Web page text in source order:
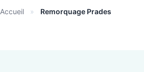
Accueil » Remorquage Prades